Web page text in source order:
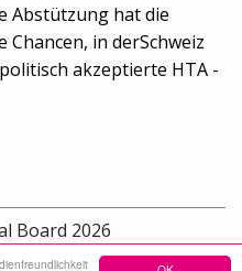
Abstützung hat die
in derSchweiz
akzeptierte HTA -
Board 2026